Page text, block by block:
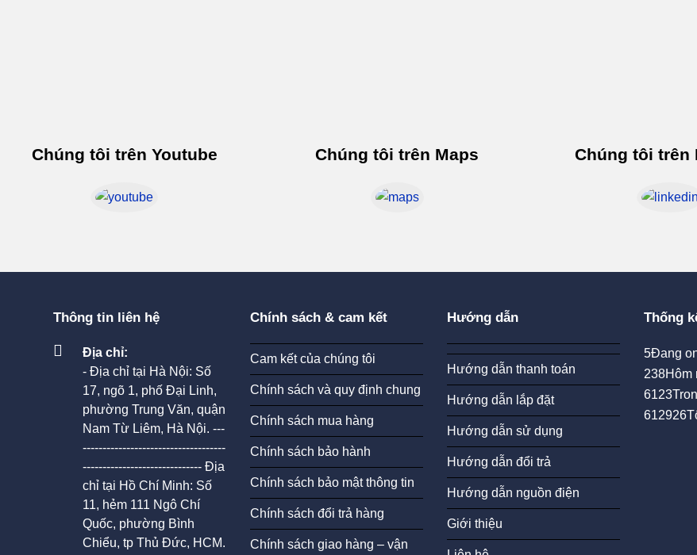
Chúng tôi trên Youtube Chúng tôi trên Maps Chúng tôi trên
Thông tin liên hệ
Địa chỉ:
- Địa chỉ tại Hà Nội: Số
17, ngõ 1, phố Đại Linh,
phường Trung Văn, quận
Nam Từ Liêm, Hà Nội. ---
------------------------------------
------------------------------ Địa
chỉ tại Hồ Chí Minh: Số
11, hẻm 111 Ngô Chí
Quốc, phường Bình
Chiểu, tp Thủ Đức, HCM.
Chính sách & cam kết
Cam kết của chúng tôi
Chính sách và quy định chung
Chính sách mua hàng
Chính sách bảo hành
Chính sách bảo mật thông tin
Chính sách đổi trả hàng
Chính sách giao hàng – vận
Hướng dẫn
Hướng dẫn thanh toán
Hướng dẫn lắp đặt
Hướng dẫn sử dụng
Hướng dẫn đổi trả
Hướng dẫn nguồn điện
Giới thiệu
Thống
5Đang
238Hôm
6123
612926